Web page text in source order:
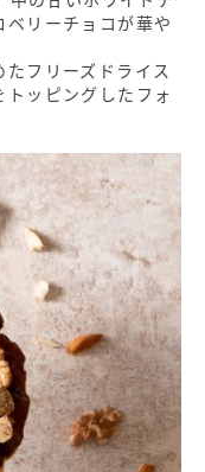
リーチョコが華や
フリーズドライス
ッピングしたフォ